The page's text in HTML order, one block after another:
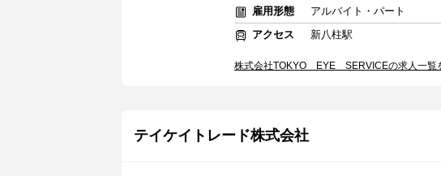
雇用形態
アルバイト・パート
アクセス
新八柱駅
株式会社TOKYO EYE SERVICEの求人一覧
テイケイトレード株式会社